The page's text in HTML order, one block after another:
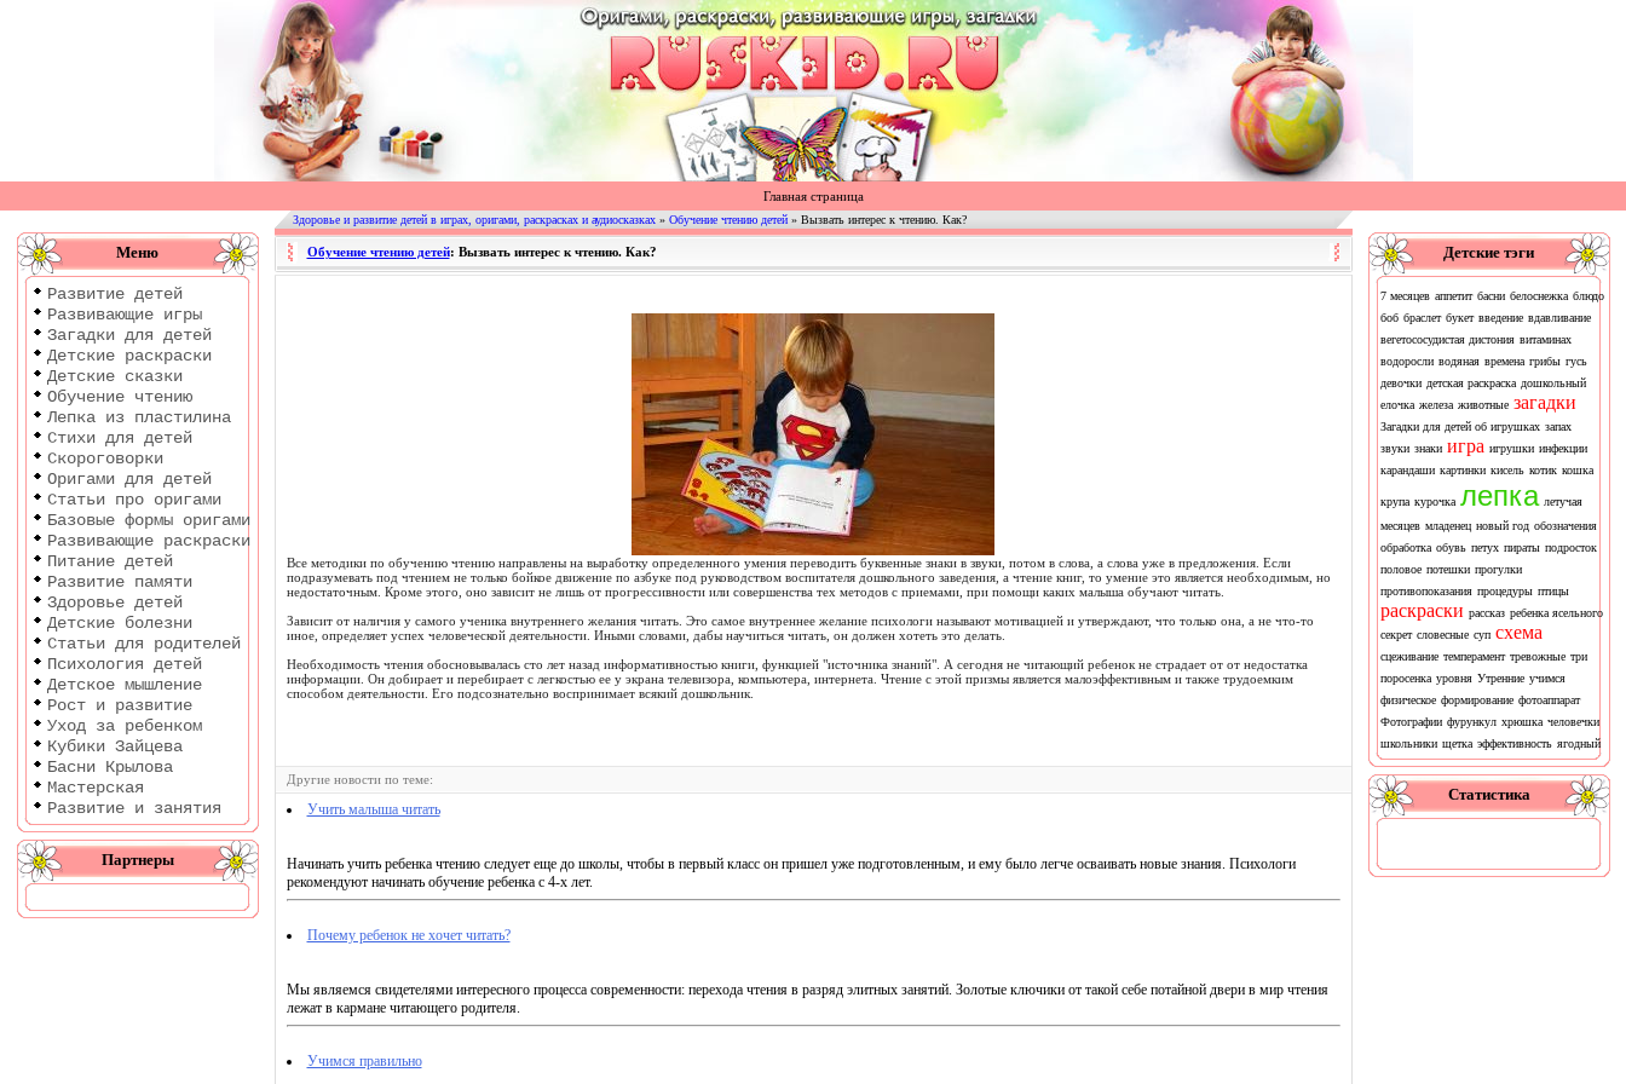
|
Раскраски
Развитие
детей
Главная страница
Меню
Развитие детей
Развивающие игры
Загадки для детей
Детские раскраски
Детские сказки
Обучение чтению
Лепка из пластилина
Стихи для детей
Скороговорки
Оригами для детей
Статьи про оригами
Базовые формы оригами
Развивающие раскраски
Питание детей
Развитие памяти
Здоровье детей
Детские болезни
Статьи для родителей
Психология детей
Детское мышление
Рост и развитие
Уход за ребенком
Кубики Зайцева
Басни Крылова
Мастерская
Развитие и занятия
Партнеры
Здоровье и развитие детей в играх, оригами, раскрасках и аудиосказках» Обучение чтению детей» Вызвать интерес к чтению. Как?
Обучение чтению детей: Вызвать интерес к чтению. Как?
Все методики по обучению чтению направлены на выработку определенного умения переводить буквенные знаки в звуки, потом в слова, а слова уже в предложения. Если
подразумевать под чтением не только бойкое движение по азбуке под руководством воспитателя дошкольного заведения, а чтение книг, то умение это является необходимым, но
недостаточным. Кроме этого, оно зависит не лишь от прогрессивности или совершенства тех методов с приемами, при помощи каких малыша обучают читать.
Зависит от наличия у самого ученика внутреннего желания читать. Это самое внутреннее желание психологи называют мотивацией и утверждают, что только она, а не что-то
иное, определяет успех человеческой деятельности. Иными словами, дабы научиться читать, он должен хотеть это делать.
Необходимость чтения обосновывалась сто лет назад информативностью книги, функцией "источника знаний". А сегодня не читающий ребенок не страдает от от недостатка
информации. Он добирает и перебирает с легкостью ее у экрана телевизора, компьютера, интернета. Чтение с этой призмы является малоэффективным и также трудоемким
способом деятельности. Его подсознательно воспринимает всякий дошкольник.
Другие новости по теме:
Учить малыша читать
Начинать учить ребенка чтению следует еще до школы, чтобы в первый класс он пришел уже подготовленным, и ему было легче осваивать новые знания. Психологи
рекомендуют начинать обучение ребенка с 4-х лет.
Почему ребенок не хочет читать?
Мы являемся свидетелями интересного процесса современности: перехода чтения в разряд элитных занятий. Золотые ключики от такой себе потайной двери в мир чтения
лежат в кармане читающего родителя.
Учимся правильно
Детские тэги
7 месяцев аппетит басни белоснежка блюдо
боб браслет букет введение вдавливание
вегетососудистая дистония витаминах
водоросли водяная времена грибы гусь
девочки детская раскраска дошкольный
елочка железа животные загадки
Загадки для детей об игрушках запах
звуки знаки игра игрушки инфекции
карандаши картинки кисель котик кошка
крупа курочка лепка летучая
месяцев младенец новый год обозначения
обработка обувь петух пираты подросток
половое потешки прогулки
противопоказания процедуры птицы
раскраски рассказ ребенка ясельного
секрет словесные суп схема
сцеживание темперамент тревожные три
поросенка уровня Утренние учимся
физическое формирование фотоаппарат
Фотографии фурункул хрюшка человечки
школьники щетка эффективность ягодный
Статистика